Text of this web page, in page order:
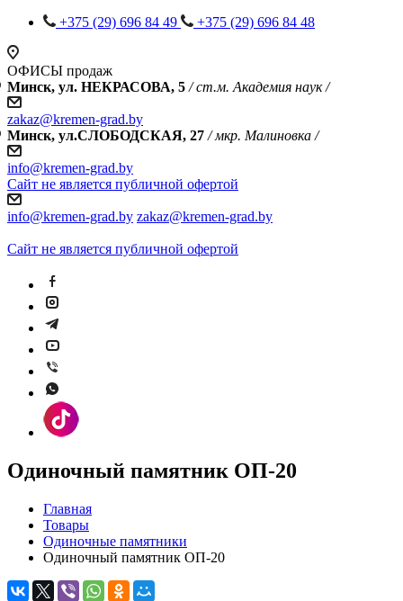
+375 (29) 696 84 49
+375 (29) 696 84 48
ОФИСЫ продаж
Минск, ул. НЕКРАСОВА, 5 / ст.м. Академия наук /
zakaz@kremen-grad.by
Минск, ул.СЛОБОДСКАЯ, 27 / мкр. Малиновка /
info@kremen-grad.by
Сайт не является публичной офертой
info@kremen-grad.by zakaz@kremen-grad.by
Сайт не является публичной офертой
Одиночный памятник ОП-20
Главная
Товары
Одиночные памятники
Одиночный памятник ОП-20